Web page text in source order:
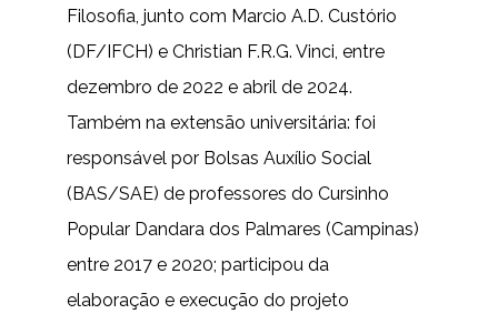
Filosofia, junto com Marcio A.D. Custório
(DF/IFCH) e Christian F.R.G. Vinci, entre
dezembro de 2022 e abril de 2024.
Também na extensão universitária: foi
responsável por Bolsas Auxílio Social
(BAS/SAE) de professores do Cursinho
Popular Dandara dos Palmares (Campinas)
entre 2017 e 2020; participou da
elaboração e execução do projeto